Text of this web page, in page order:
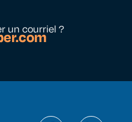
un courriel ?